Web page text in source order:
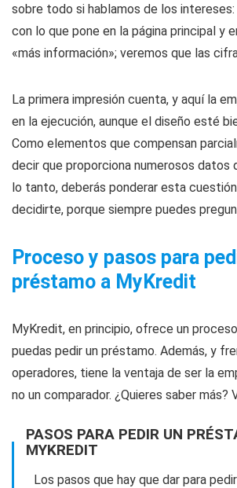
sobre todo si hablamos de los
con lo que pone en la página principal y
«más información»; veremos que las
La primera impresión cuenta, y aquí la
en la ejecución, aunque el diseño esté
Como elementos que compensan
decir que proporciona numerosos
lo tanto, deberás ponderar esta
decidirte, porque siempre puedes
Proceso y pasos para
préstamo a MyKredit
MyKredit, en principio, ofrece un
puedas pedir un préstamo. Además, y
operadores, tiene la ventaja de ser la
no un comparador. ¿Quieres saber más?
PASOS PARA PEDIR UN
MYKREDIT
Los pasos que hay que dar para